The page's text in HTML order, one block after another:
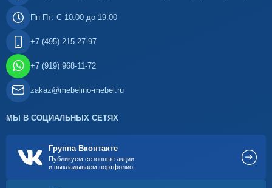
Пн-Пт: С 10:00 до 19:00
+7 (495) 215-27-97
+7 (919) 968-11-72
zakaz@mebelino-mebel.ru
МЫ В СОЦИАЛЬНЫХ СЕТЯХ
Группа Вконтакте
Публикуем сезонные акции
и выкладываем портфолио